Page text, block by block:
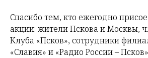
Спасибо тем, кто ежегодно
акции: жители Пскова и Москвы,
Клуба «Псков», сотрудники
«Славия» и «Радио России –